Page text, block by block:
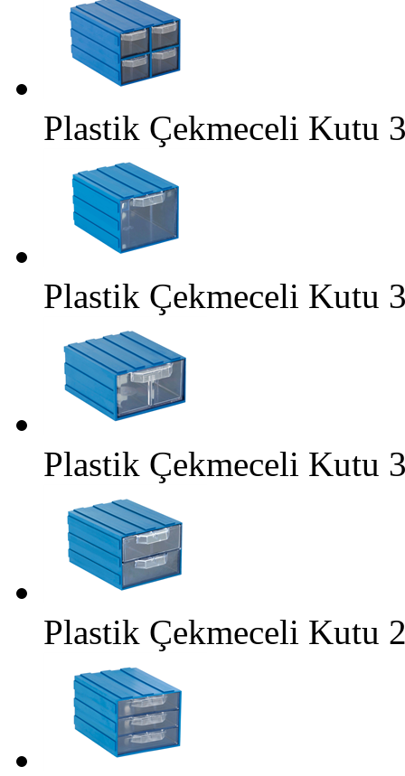
Plastik Çekmeceli Kutu
Plastik Çekmeceli Kutu
Plastik Çekmeceli Kutu
Plastik Çekmeceli Kutu